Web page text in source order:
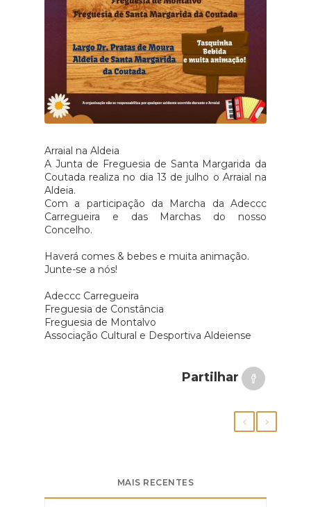
Arraial na Aldeia
A Junta de Freguesia de Santa Margarida da
Coutada realiza no dia 13 de julho o Arraial na
Aldeia.
Com a participação da Marcha da Adeccc
Carregueira e das Marchas do nosso
Concelho.
Haverá comes & bebes e muita animação.
Junte-se a nós!
Adeccc Carregueira
Freguesia de Constância
Freguesia de Montalvo
Associação Cultural e Desportiva Aldeiense
Partilhar
MAIS RECENTES